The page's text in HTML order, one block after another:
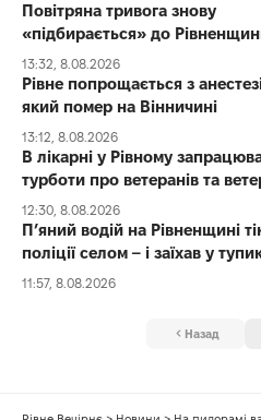
Повітряна тривога знову
«підбирається» до
13:32, 8.08.2026
Рівне попрощається з
який помер на Вінничині
13:12, 8.08.2026
В лікарні у Рівному
турботи про ветеранів та
12:30, 8.08.2026
П’яний водій на Рівненщині
поліції селом – і заїхав у
11:57, 8.08.2026
Назад